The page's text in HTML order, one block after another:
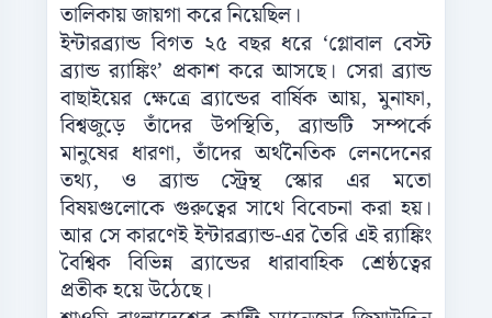
তালিকায় জায়গা করে নিয়েছিল।
ইন্টারব্র্যান্ড বিগত ২৫ বছর ধরে ‘গ্লোবাল বেস্ট
ব্র্যান্ড র‌্যাঙ্কিং’ প্রকাশ করে আসছে। সেরা ব্র্যান্ড
বাছাইয়ের ক্ষেত্রে ব্র্যান্ডের বার্ষিক আয়, মুনাফা,
বিশ্বজুড়ে তাঁদের উপস্থিতি, ব্র্যান্ডটি সম্পর্কে
মানুষের ধারণা, তাঁদের অর্থনৈতিক লেনদেনের
তথ্য, ও ব্র্যান্ড স্ট্রেন্থ স্কোর এর মতো
বিষয়গুলোকে গুরুত্বের সাথে বিবেচনা করা হয়।
আর সে কারণেই ইন্টারব্র্যান্ড-এর তৈরি এই র‌্যাঙ্কিং
বৈশ্বিক বিভিন্ন ব্র্যান্ডের ধারাবাহিক শ্রেষ্ঠত্বের
প্রতীক হয়ে উঠেছে।